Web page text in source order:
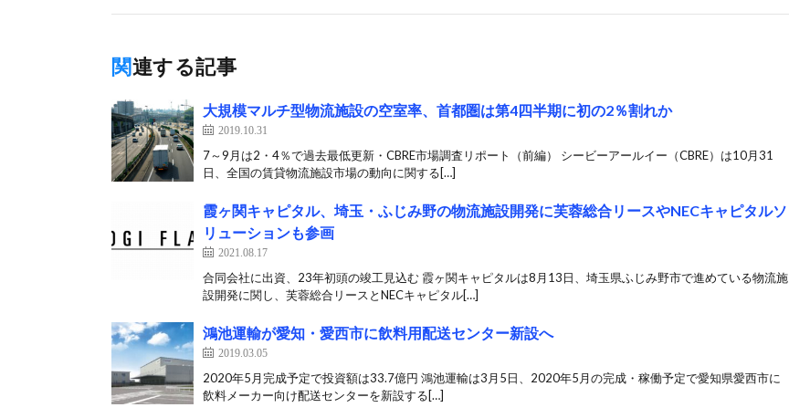
関連する記事
大規模マルチ型物流施設の空室率、首都圏は第4四半期に初の2％割れか
2019.10.31
7～9月は2・4％で過去最低更新・CBRE市場調査リポート（前編） シービーアールイー（CBRE）は10月31
日、全国の賃貸物流施設市場の動向に関する[…]
霞ヶ関キャピタル、埼玉・ふじみ野の物流施設開発に芙蓉総合リースやNECキャピタルソ
リューションも参画
2021.08.17
合同会社に出資、23年初頭の竣工見込む 霞ヶ関キャピタルは8月13日、埼玉県ふじみ野市で進めている物流施
設開発に関し、芙蓉総合リースとNECキャピタル[…]
鴻池運輸が愛知・愛西市に飲料用配送センター新設へ
2019.03.05
2020年5月完成予定で投資額は33.7億円 鴻池運輸は3月5日、2020年5月の完成・稼働予定で愛知県愛西市に
飲料メーカー向け配送センターを新設する[…]